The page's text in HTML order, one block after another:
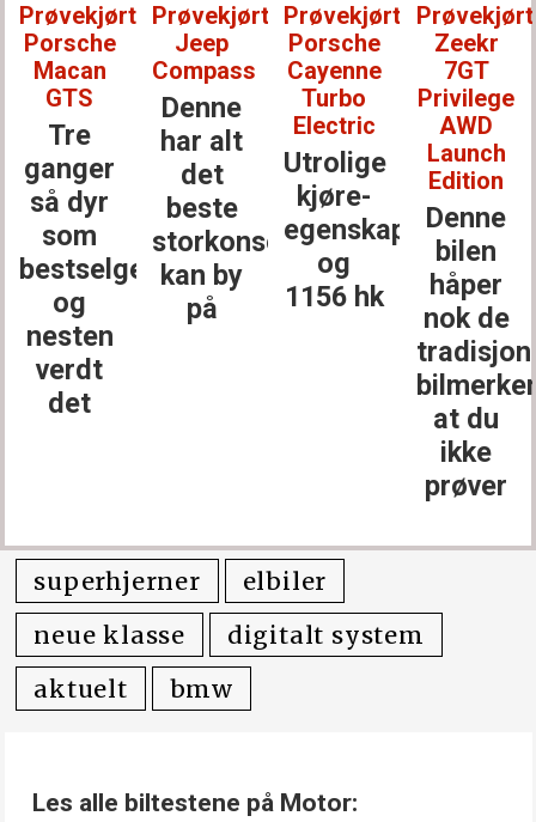
Prøvekjørt:
Porsche
Macan
GTS
Tre
ganger
så dyr
som
bestselgerne
og
nesten
verdt
det
Prøvekjørt:
Jeep
Compass
Denne
har alt
det
beste
storkonsernet
kan by
på
Prøvekjørt:
Porsche
Cayenne
Turbo
Electric
Utrolige
kjøre­
egenskaper
og
1156 hk
Zeekr
7GT
Privilege
AWD
Launch
Edition
Denne
bilen
håper
nok de
at du
ikke
prøver
superhjerner
elbiler
neue klasse
digitalt system
aktuelt
bmw
Les alle biltestene på Motor: